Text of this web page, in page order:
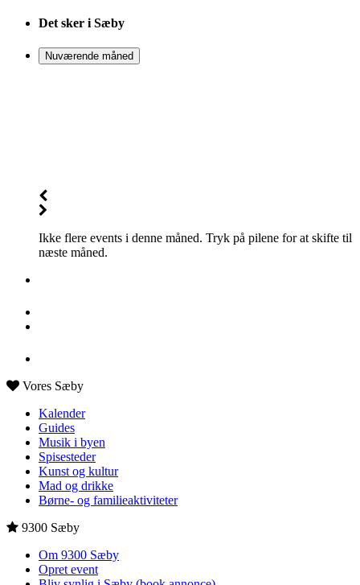
Det sker i Sæby
Nuværende måned
Ikke flere events i denne måned. Tryk på pilene for at skifte til
næste måned.
Vores Sæby
Kalender
Guides
Musik i byen
Spisesteder
Kunst og kultur
Mad og drikke
Børne- og familieaktiviteter
9300 Sæby
Om 9300 Sæby
Opret event